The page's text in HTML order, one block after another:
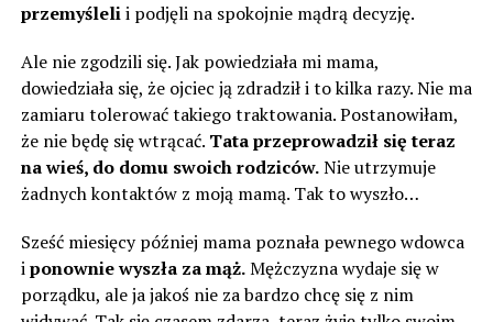
przemyślelii podjęli na spokojnie mądrą decyzję.
Ale nie zgodzili się. Jak powiedziała mi mama,
dowiedziała się, że ojciec ją zdradził i to kilka razy. Nie ma
zamiaru tolerować takiego traktowania. Postanowiłam,
że nie będę się wtrącać. Tata przeprowadził się teraz
na wieś, do domu swoich rodziców.Nie utrzymuje
żadnych kontaktów z moją mamą. Tak to wyszło…
Sześć miesięcy później mama poznała pewnego wdowca
iponownie wyszła za mąż.Mężczyzna wydaje się w
porządku, ale ja jakoś nie za bardzo chcę się z nim